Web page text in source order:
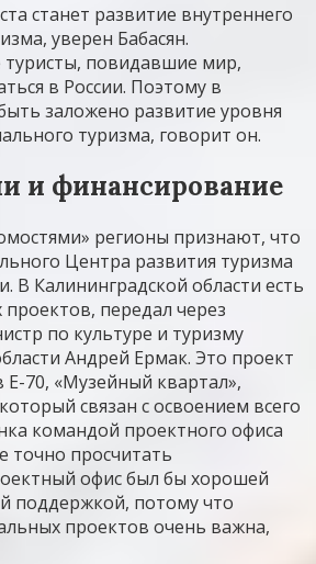
станет развитие внутреннего
уверен Бабасян.
туристы, повидавшие мир,
в России. Поэтому в
заложено развитие уровня
туризма, говорит он.
и финансирование
регионы признают, что
Центра развития туризма
В Калининградской области есть
передал через
по культуре и туризму
Андрей Ермак. Это проект
70, «Музейный квартал»,
связан с освоением всего
командой проектного офиса
точно просчитать
офис был бы хорошей
поддержкой, потому что
проектов очень важна,